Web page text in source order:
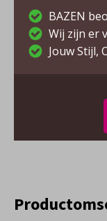
BAZEN
Wij zijn er
Jouw Stijl,